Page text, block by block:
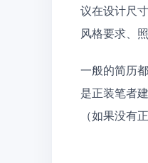
议在设计尺
风格要求、
一般的简历
是正装笔者
（如果没有